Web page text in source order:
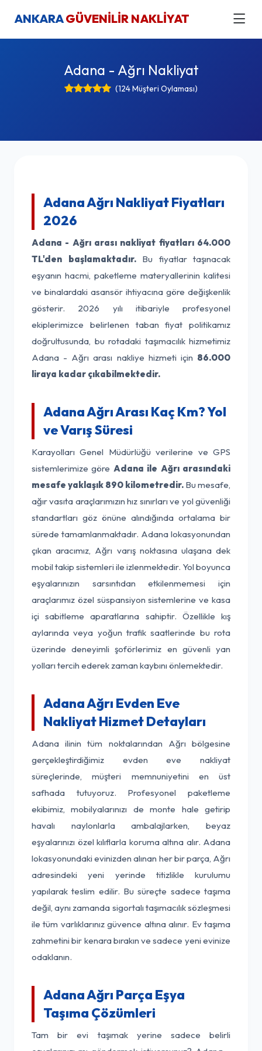
ANKARAGÜVENİLİR NAKLİYAT
Adana - Ağrı Nakliyat
(124 Müşteri Oylaması)
Adana Ağrı Nakliyat Fiyatları
2026
Adana - Ağrı arası nakliyat fiyatları 64.000
TL'den başlamaktadır.Bu fiyatlar taşınacak
eşyanın hacmi, paketleme materyallerinin kalitesi
ve binalardaki asansör ihtiyacına göre değişkenlik
gösterir. 2026 yılı itibariyle profesyonel
ekiplerimizce belirlenen taban fiyat politikamız
doğrultusunda, bu rotadaki taşımacılık hizmetimiz
Adana - Ağrı arası nakliye hizmeti için 86.000
liraya kadar çıkabilmektedir.
Adana Ağrı Arası Kaç Km? Yol
ve Varış Süresi
Karayolları Genel Müdürlüğü verilerine ve GPS
sistemlerimize göre Adana ile Ağrı arasındaki
mesafe yaklaşık 890 kilometredir. Bu mesafe,
ağır vasıta araçlarımızın hız sınırları ve yol güvenliği
standartları göz önüne alındığında ortalama bir
sürede tamamlanmaktadır. Adana lokasyonundan
çıkan aracımız, Ağrı varış noktasına ulaşana dek
mobil takip sistemleri ile izlenmektedir. Yol boyunca
eşyalarınızın sarsıntıdan etkilenmemesi için
araçlarımız özel süspansiyon sistemlerine ve kasa
içi sabitleme aparatlarına sahiptir. Özellikle kış
aylarında veya yoğun trafik saatlerinde bu rota
üzerinde deneyimli şoförlerimiz en güvenli yan
yolları tercih ederek zaman kaybını önlemektedir.
Adana Ağrı Evden Eve
Nakliyat Hizmet Detayları
Adana ilinin tüm noktalarından Ağrı bölgesine
gerçekleştirdiğimiz evden eve nakliyat
süreçlerinde, müşteri memnuniyetini en üst
safhada tutuyoruz. Profesyonel paketleme
ekibimiz, mobilyalarınızı de monte hale getirip
havalı naylonlarla ambalajlarken, beyaz
eşyalarınızı özel kılıflarla koruma altına alır. Adana
lokasyonundaki evinizden alınan her bir parça, Ağrı
adresindeki yeni yerinde titizlikle kurulumu
yapılarak teslim edilir. Bu süreçte sadece taşıma
değil, aynı zamanda sigortalı taşımacılık sözleşmesi
ile tüm varlıklarınız güvence altına alınır. Ev taşıma
zahmetini bir kenara bırakın ve sadece yeni evinize
odaklanın.
Adana Ağrı Parça Eşya
Taşıma Çözümleri
Tam bir evi taşımak yerine sadece belirli